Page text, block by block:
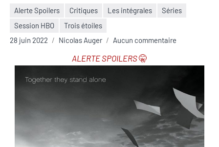
Alerte Spoilers Critiques Les intégrales
Séries
Session HBO
Trois étoiles
28 juin 2022
Nicolas Auger Aucun commentaire